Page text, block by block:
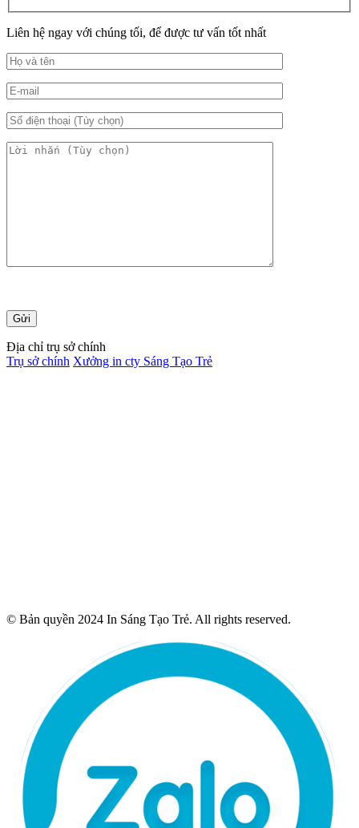
Liên hệ ngay với chúng tối, để được tư vấn tốt nhất
Địa chỉ trụ sở chính
Trụ sở chính Xưởng in cty Sáng Tạo Trẻ
© Bản quyền 2024 In Sáng Tạo Trẻ. All rights reserved.